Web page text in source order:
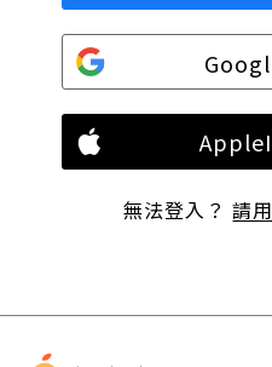
無法登入？請